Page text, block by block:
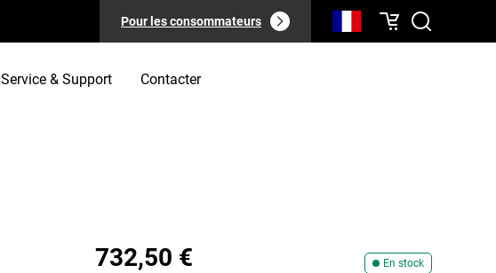
Pour les consommateurs
Service & Support Contacter
En stock
732,50 €